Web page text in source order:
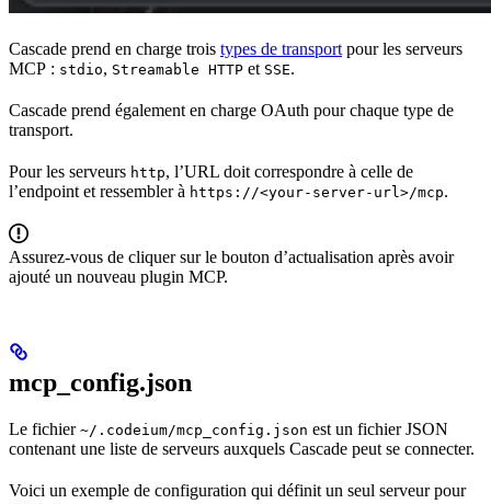
Cascade prend en charge trois types de transport pour les serveurs
MCP : stdio, Streamable HTTP et SSE.
Cascade prend également en charge OAuth pour chaque type de
transport.
Pour les serveurs http, l’URL doit correspondre à celle de
l’endpoint et ressembler à https://<your-server-url>/mcp.
Assurez-vous de cliquer sur le bouton d’actualisation après avoir
ajouté un nouveau plugin MCP.
mcp_config.json
Le fichier ~/.codeium/mcp_config.json est un fichier JSON
contenant une liste de serveurs auxquels Cascade peut se connecter.
Voici un exemple de configuration qui définit un seul serveur pour